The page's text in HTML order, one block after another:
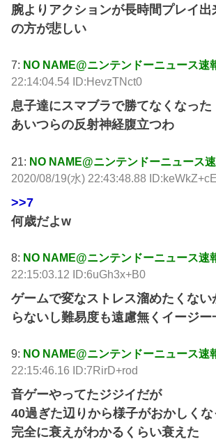
腕よりアクションが長時間プレイ
の方が悲しい
7: NO NAME@ニンテンドーニュース速
22:14:04.54 ID:HevzTNct0
息子達にスマブラで勝てなくなった
あいつらの反射神経腹立つわ
21: NO NAME@ニンテンドーニュース
2020/08/19(水) 22:43:48.88
>>7
何歳だよw
8: NO NAME@ニンテンドーニュース速
22:15:03.12 ID:6uGh3x+B0
ゲームで変なストレス溜めたくな
らないし難易度も遠慮無くイージー
9: NO NAME@ニンテンドーニュース速
22:15:46.16 ID:7RirD+rod
音ゲーやってたジジイだが
40過ぎた辺りから様子がおかしく
完全に衰えがわかるくらい衰えた